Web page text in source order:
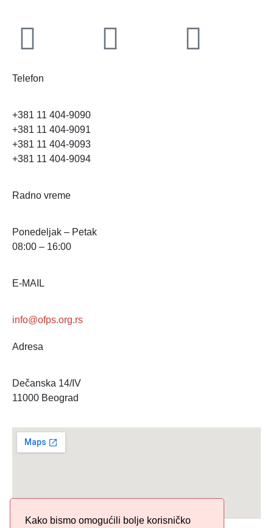
Kako bismo omogućili bolje korisničko
Telefon
+381 11 404-9090
+381 11 404-9091
+381 11 404-9093
+381 11 404-9094
Radno vreme
Ponedeljak – Petak
08:00 – 16:00
E-MAIL
info@ofps.org.rs
Adresa
Dečanska 14/IV
11000 Beograd